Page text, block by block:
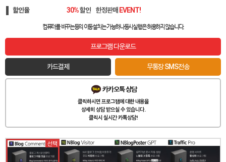
할인율 30%할인 한정판매 EVENT!
컴퓨터를 바꾸는등의 이동설치는 가능하나동시실행은 허용하지 않습니다.
프로그램 다운로드
카드결제 무통장 SMS전송
카카오톡 상담
클릭하시면 프로그램에 대한 내용을
상세히 상담 받으실 수 있습니다.
클릭시 실시간 카톡상담!
선택